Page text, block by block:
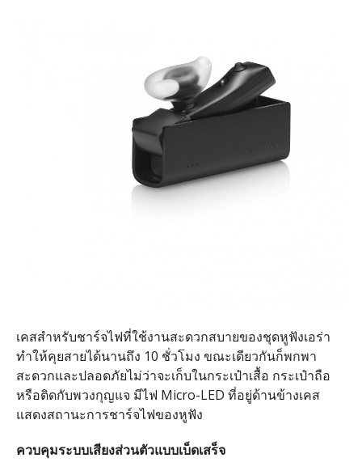
เคสสำหรับชาร์จไฟที่ใช้งานสะดวกสบายของชุดหูฟังเอร่า
ทำให้คุยสายได้นานถึง 10 ชั่วโมง ขณะเดียวกันก็พกพา
สะดวกและปลอดภัยไม่ว่าจะเก็บในกระเป๋าเสื้อ กระเป๋าถือ
หรือติดกับพวงกุญแจ มีไฟ Micro-LED ที่อยู่ด้านข้างเคส
แสดงสถานะการชาร์จไฟของหูฟัง
ควบคุมระบบเสียงส่วนตัวแบบเบ็ดเสร็จ